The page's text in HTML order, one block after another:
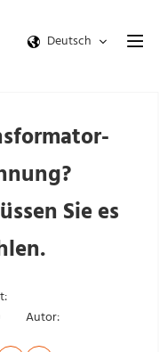
Deutsch
Sie es
Autor: